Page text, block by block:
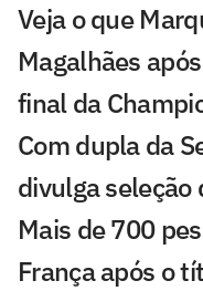
Veja o que
Magalhães
final da
Com dupla da
divulga seleção
Mais de 700
França após o